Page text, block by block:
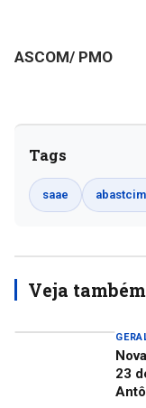
ASCOM/ PMO
Tags
saae
Veja também
23